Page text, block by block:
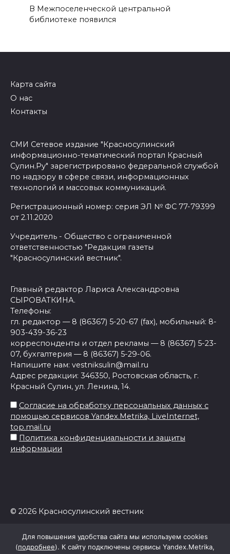
В Межпоселенческой центральной
библиотеке появился
Карта сайта
О нас
Контакты
СМИ Сетевое издание "Красносулинский
информационно-тематический портал Красный
Сулин.Ру" зарегистрировано федеральной службой
по надзору в сфере связи, информационных
технологий и массовых коммуникаций.
Регистрационный номер: серия ЭЛ № ФС 77-79399
от 2.11.2020
Учредитель - Общество с ограниченной
ответственностью "Редакция газеты
"Красносулинский вестник".
Главный редактор Лариса Александровна
СЫРОВАТКИНА.
Телефоны:
гл. редактор — 8 (86367) 5-20-67 (fax), мобильный: 8-
903-439-36-23
корреспонденты и отдел рекламы — 8 (86367) 5-23-
07, бухгалтерия — 8 (86367) 5-29-06.
Напишите нам: vestniksulin@mail.ru
Адрес редакции: 346350, Ростовская область, г.
Красный Сулин, ул. Ленина, 14.
Согласие на обработку персональных данных с
помощью сервисов Yandex.Metrika, LiveInternet,
top.mail.ru
Политика конфиденциальности и защиты
информации
© 2026 Красносулинский вестник
Для повышения удобства сайта мы используем cookies
(подробнее). К сайту подключены сервисы Yandex.Metrika,